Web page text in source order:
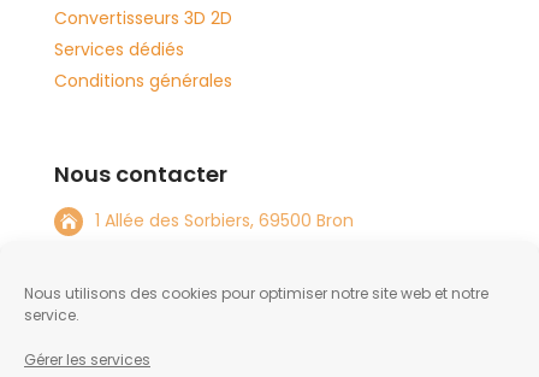
Nous utilisons des cookies pour optimiser notre site web et notre
service.
Gérer les services
Convertisseurs 3D 2D
Services dédiés
Conditions générales
Nous contacter
 1 Allée des Sorbiers, 69500 Bron
 info@tftlabs.com